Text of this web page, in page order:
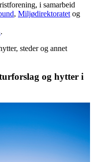
i samarbeid
, Miljødirektoratet og
.
steder og annet
og hytter i